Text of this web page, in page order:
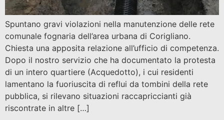
Spuntano gravi violazioni nella manutenzione delle rete
comunale fognaria dell’area urbana di Corigliano.
Chiesta una apposita relazione all’ufficio di competenza.
Dopo il nostro servizio che ha documentato la protesta
di un intero quartiere (Acquedotto), i cui residenti
lamentano la fuoriuscita di reflui da tombini della rete
pubblica, si rilevano situazioni raccapriccianti già
riscontrate in altre […]